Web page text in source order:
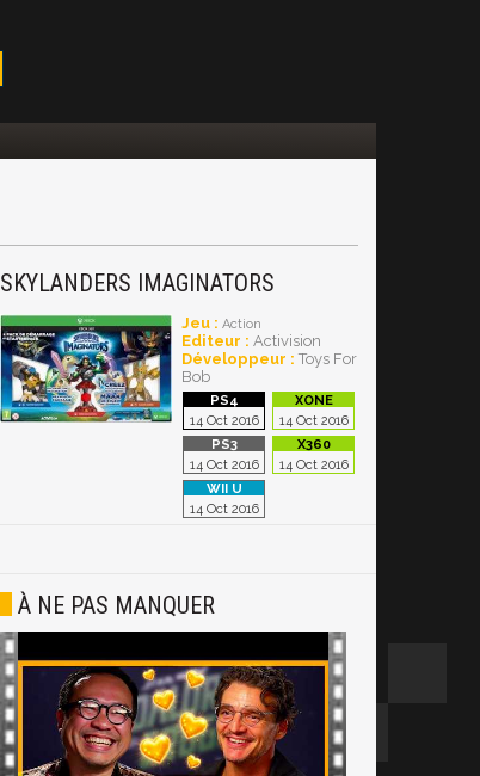
SKYLANDERS IMAGINATORS
Jeu : Action
Editeur : Activision
Développeur : Toys For
Bob
14 Oct 2016 14 Oct 2016
14 Oct 2016 14 Oct 2016
14 Oct 2016
À NE PAS MANQUER